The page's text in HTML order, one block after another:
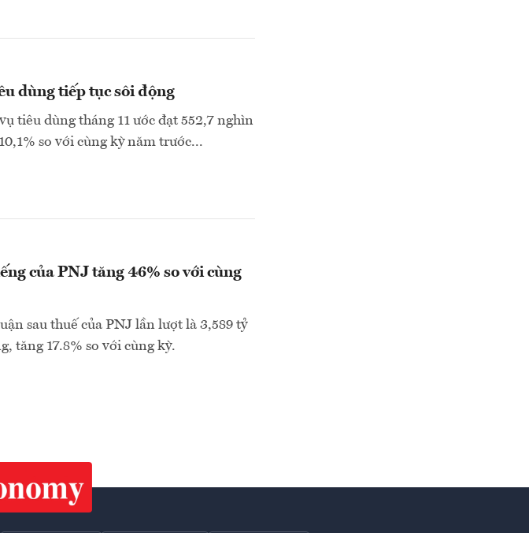
dùng tiếp tục sôi động
tiêu dùng tháng 11 ước đạt 552,7 nghìn
so với cùng kỳ năm trước...
của PNJ tăng 46% so với cùng
sau thuế của PNJ lần lượt là 3,589 tỷ
tăng 17.8% so với cùng kỳ.